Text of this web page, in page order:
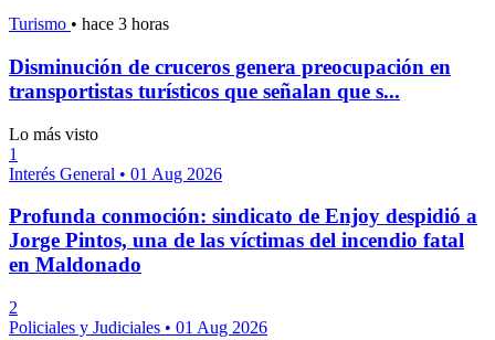
Turismo • hace 3 horas
Disminución de cruceros genera preocupación en
transportistas turísticos que señalan que s...
Lo más visto
1
Interés General • 01 Aug 2026
Profunda conmoción: sindicato de Enjoy despidió a
Jorge Pintos, una de las víctimas del incendio fatal
en Maldonado
2
Policiales y Judiciales • 01 Aug 2026